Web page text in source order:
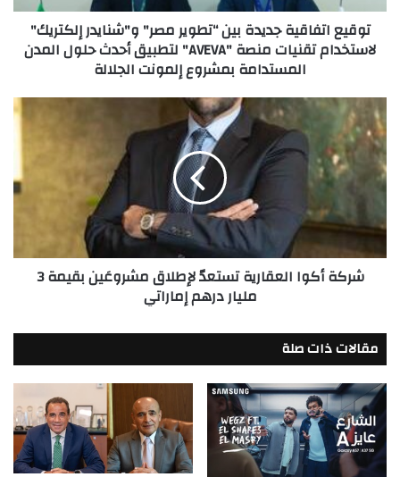
لاستخدام
تقنيات
منصة
حلول
المدن
المستدامة
بمشروع
توقيع اتفاقية جديدة بين “تطوير مصر" و"شنايدر إلكتريك"
لاستخدام تقنيات منصة "AVEVA" لتطبيق أحدث حلول المدن
المستدامة بمشروع إلمونت الجلالة
أكوا
العقارية
تستعدّ
لإطلاق
بقيمة
مليار
درهم
شركة أكوا العقارية تستعدّ لإطلاق مشروعَين بقيمة 3
مليار درهم إماراتي
مقالات ذات صلة